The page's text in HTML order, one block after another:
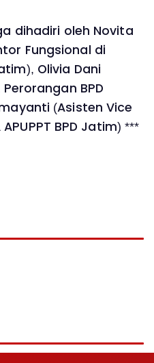
dihadiri oleh Novita
Fungsional di
Olivia Dani
BPD
(Asisten Vice
BPD Jatim) ***